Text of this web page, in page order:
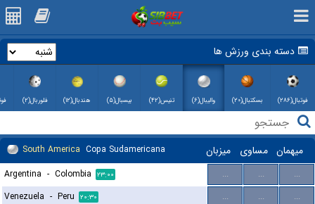
دسته بندی ورزش ها
فوتبال(۲۸۶) بسکتبال(۲۰) والیبال(۶) تنیس(۴۲) بیسبال(۵) هندبال(۱۲) فلوربال(۲)
South America Copa Sudamericana میزبان مساوی میهمان
Argentina - Colombia ۲۳:۰۰ ... ...
...
Venezuela - Peru ۲۰:۳۰ ... ...
...